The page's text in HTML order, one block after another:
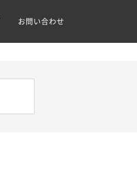
お問い合わせ